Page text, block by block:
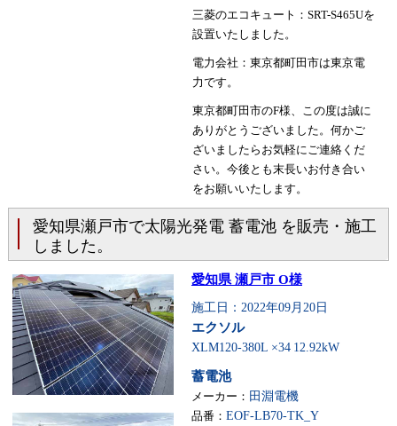
三菱のエコキュート：SRT-S465Uを
設置いたしました。
電力会社：東京都町田市は東京電
力です。
東京都町田市のF様、この度は誠に
ありがとうございました。何かご
ざいましたらお気軽にご連絡くだ
さい。今後とも末長いお付き合い
をお願いいたします。
愛知県瀬戸市で太陽光発電 蓄電池 を販売・施工
しました。
愛知県 瀬戸市 O様
施工日：2022年09月20日
エクソル
XLM120-380L ×34 12.92kW
蓄電池
メーカー： 田淵電機
品番： EOF-LB70-TK_Y